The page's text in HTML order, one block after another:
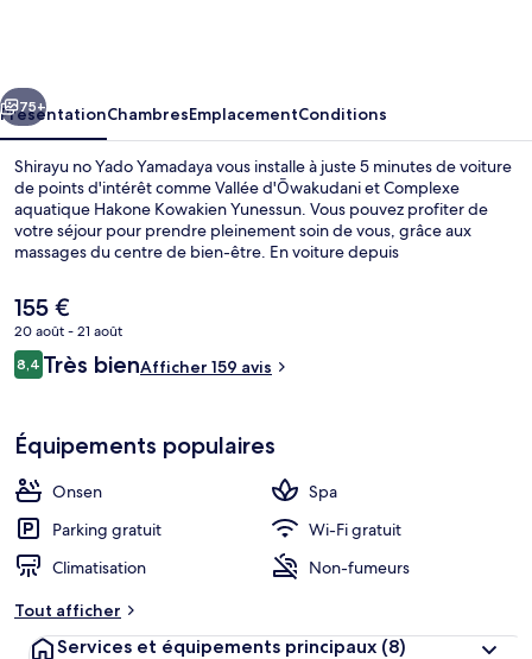
Sources chaudes
Suivant
75+
PrésentationChambresEmplacementConditions
Shirayu no Yado Yamadaya vous installe à juste 5 minutes de voiture
de points d'intérêt comme Vallée d'Ōwakudani et Complexe
aquatique Hakone Kowakien Yunessun. Vous pouvez profiter de
votre séjour pour prendre pleinement soin de vous, grâce aux
massages du centre de bien-être. En voiture depuis
Lac Ashi et Musée en plein air de Hakone. Les autres voyageurs
adorent le personnel attentionné.
Le
prix
actuel
est
155 €
20 août - 21 août
Avis
voyageurs
8,48,4 sur 10
Très bienAfficher 159 avis
Équipements populaires
Onsen
Spa
Parking gratuit
Wi-Fi gratuit
Climatisation
Non-fumeurs
Tout afficher
Services et équipements principaux (8)